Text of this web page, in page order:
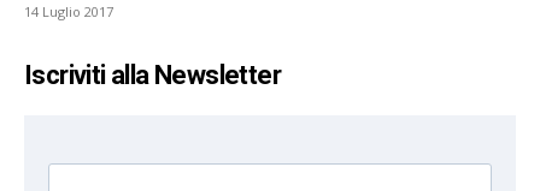
14 Luglio 2017
Iscriviti alla Newsletter